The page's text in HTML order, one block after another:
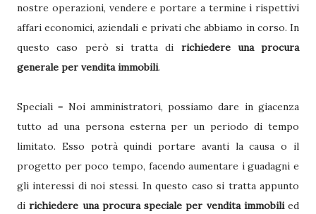
nostre operazioni, vendere e portare a termine i rispettivi
affari economici, aziendali e privati che abbiamo in corso. In
questo caso però si tratta di richiedere una procura
generale per vendita immobili.
Speciali = Noi amministratori, possiamo dare in giacenza
tutto ad una persona esterna per un periodo di tempo
limitato. Esso potrà quindi portare avanti la causa o il
progetto per poco tempo, facendo aumentare i guadagni e
gli interessi di noi stessi. In questo caso si tratta appunto
dirichiedere una procura speciale per vendita immobilied